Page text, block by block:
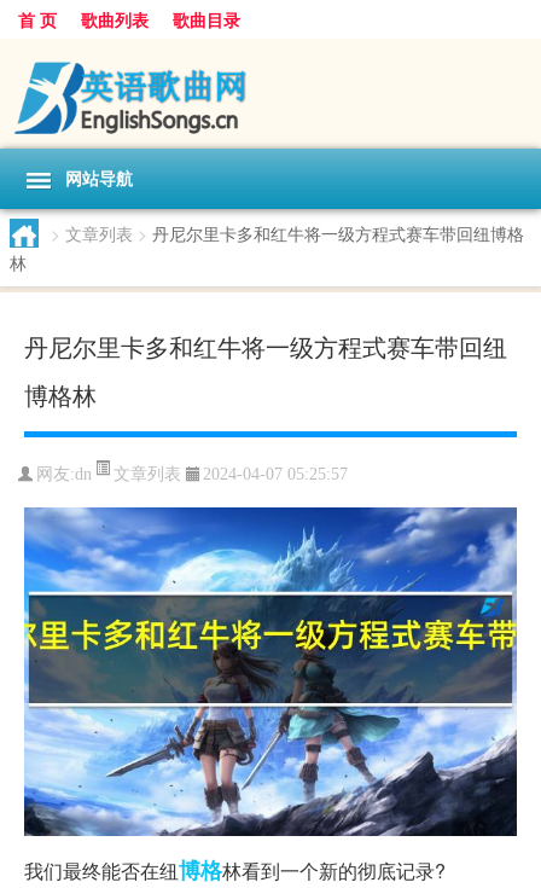
首 页 歌曲列表 歌曲目录
网站导航
> 文章列表 > 丹尼尔里卡多和红牛将一级方程式赛车带回纽博格
林
丹尼尔里卡多和红牛将一级方程式赛车带回纽
博格林
网友:dn 文章列表 2024-04-07 05:25:57
我们最终能否在纽博格林看到一个新的彻底记录?